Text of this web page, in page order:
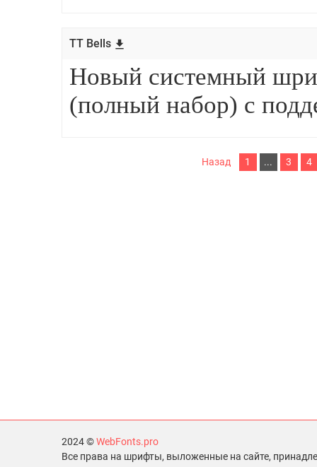
TT Bells
Назад 1 ... 3 4
2024 ©WebFonts.pro
Все права на шрифты, выложенные на сайте,